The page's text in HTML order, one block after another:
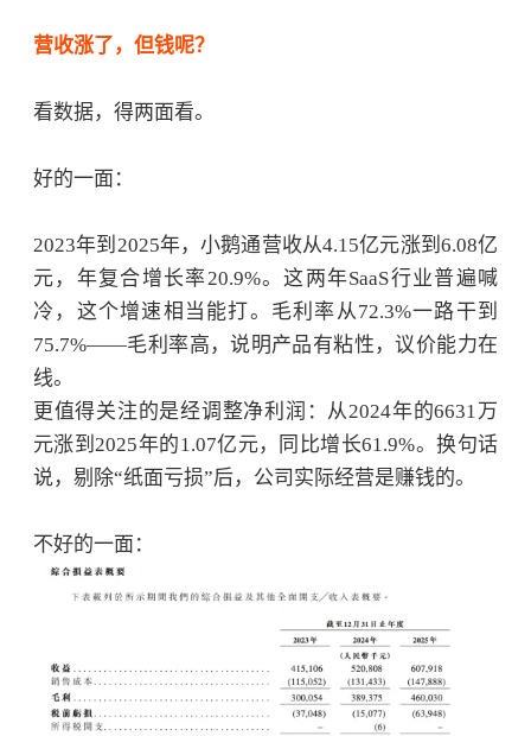
营收涨了，但钱呢？
看数据，得两面看。
好的一面：
2023年到2025年，小鹅通营收从4.15亿元涨到6.08亿
元，年复合增长率20.9%。这两年SaaS行业普遍喊
冷，这个增速相当能打。毛利率从72.3%一路干到
75.7%——毛利率高，说明产品有粘性，议价能力在
线。
更值得关注的是经调整净利润：从2024年的6631万
元涨到2025年的1.07亿元，同比增长61.9%。换句话
说，剔除“纸面亏损”后，公司实际经营是赚钱的。
不好的一面：